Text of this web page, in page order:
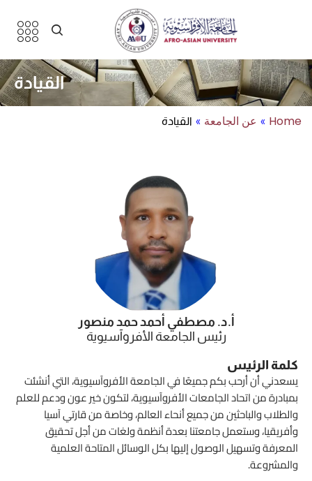
القيادة
Home
» عن الجامعة » القيادة
أ.د. مصطفي أحمد حمد منصور
رئيس الجامعة الأفروآسيوية
كلمة الرئيس
يسعدني أن أرحب بكم جميعًا في الجامعة الأفروآسيوية، التي أنشئت
بمبادرة من اتحاد الجامعات الأفروآسيوية، لتكون خير عون ودعم للعلم
والطلاب والباحثين من جميع أنحاء العالم، وخاصة من قارتي آسيا
وأفريقيا، وستعمل جامعتنا بعدة أنظمة ولغات من أجل تحقيق
المعرفة وتسهيل الوصول إليها بكل الوسائل المتاحة العلمية
والمشروعة.